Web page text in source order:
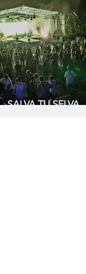
SALVA TU SELVA